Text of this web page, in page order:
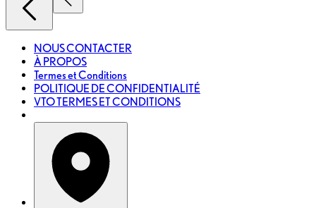
NOUS CONTACTER
À PROPOS
Termes et Conditions
POLITIQUE DE CONFIDENTIALITÉ
VTO TERMES ET CONDITIONS